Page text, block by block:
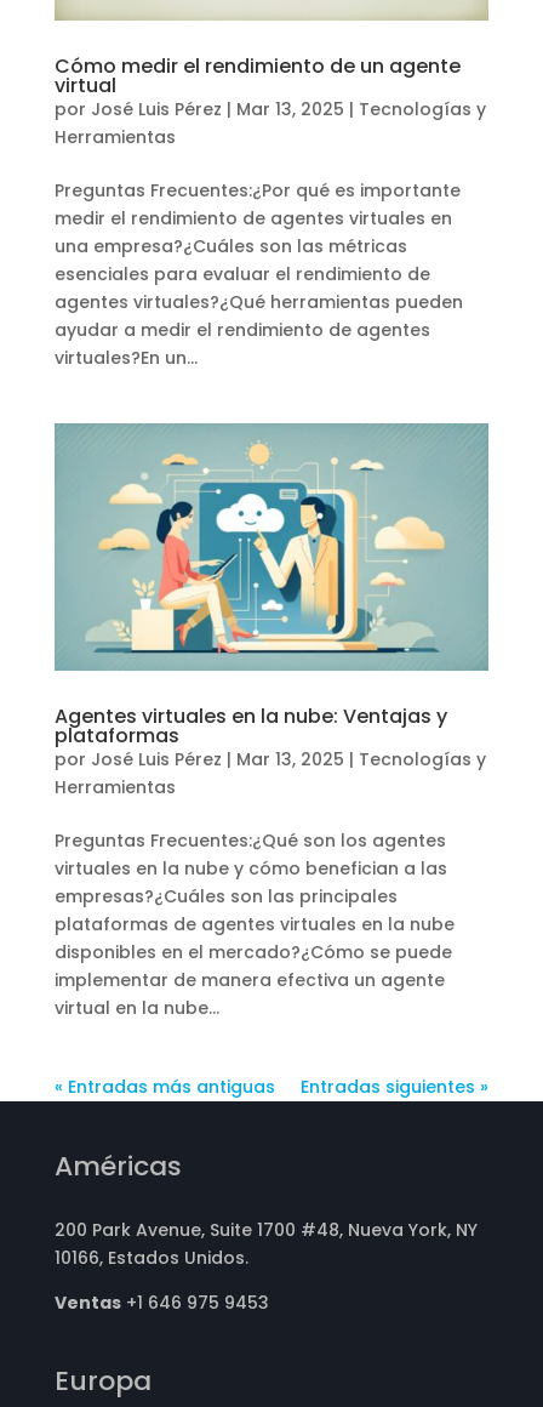
Cómo medir el rendimiento de un agente
virtual
por José Luis Pérez | Mar 13, 2025 | Tecnologías y
Herramientas
Preguntas Frecuentes:¿Por qué es importante
medir el rendimiento de agentes virtuales en
una empresa?¿Cuáles son las métricas
esenciales para evaluar el rendimiento de
agentes virtuales?¿Qué herramientas pueden
ayudar a medir el rendimiento de agentes
virtuales?En un...
Agentes virtuales en la nube: Ventajas y
plataformas
por José Luis Pérez | Mar 13, 2025 | Tecnologías y
Herramientas
Preguntas Frecuentes:¿Qué son los agentes
virtuales en la nube y cómo benefician a las
empresas?¿Cuáles son las principales
plataformas de agentes virtuales en la nube
disponibles en el mercado?¿Cómo se puede
implementar de manera efectiva un agente
virtual en la nube...
« Entradas más antiguas Entradas siguientes »
Américas
200 Park Avenue, Suite 1700 #48, Nueva York, NY
10166, Estados Unidos.
Ventas+1 646 975 9453
Europa